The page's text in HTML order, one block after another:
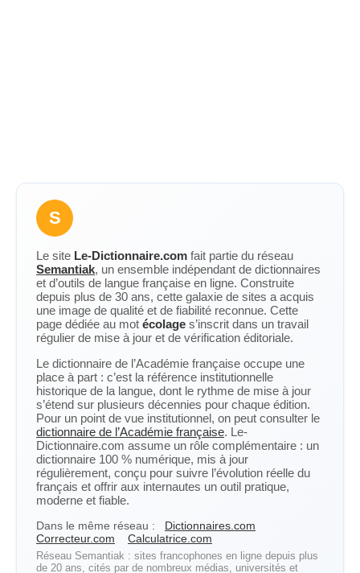
S
Le site Le-Dictionnaire.com fait partie du réseau
Semantiak, un ensemble indépendant de dictionnaires
et d’outils de langue française en ligne. Construite
depuis plus de 30 ans, cette galaxie de sites a acquis
une image de qualité et de fiabilité reconnue. Cette
page dédiée au mot écolage s’inscrit dans un travail
régulier de mise à jour et de vérification éditoriale.
Le dictionnaire de l’Académie française occupe une
place à part : c’est la référence institutionnelle
historique de la langue, dont le rythme de mise à jour
s’étend sur plusieurs décennies pour chaque édition.
Pour un point de vue institutionnel, on peut consulter le
dictionnaire de l’Académie française. Le-
Dictionnaire.com assume un rôle complémentaire : un
dictionnaire 100 % numérique, mis à jour
régulièrement, conçu pour suivre l’évolution réelle du
français et offrir aux internautes un outil pratique,
moderne et fiable.
Dans le même réseau :
Dictionnaires.com
Correcteur.com
Calculatrice.com
Réseau Semantiak : sites francophones en ligne depuis plus
de 20 ans, cités par de nombreux médias, universités et